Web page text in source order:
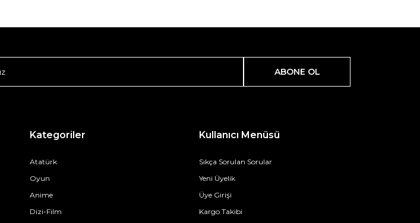
ABONE OL
Kategoriler
Atatürk
Oyun
Anime
Dizi-Film
Kullanıcı Menüsü
Sıkça Sorulan Sorular
Yeni Üyelik
Üye Girişi
Kargo Takibi